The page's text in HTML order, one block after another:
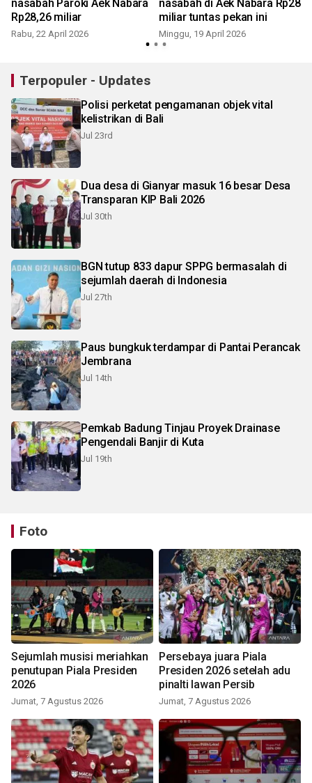
nasabah Paroki Aek Nabara
Rp28,26 miliar
Rabu, 22 April 2026
nasabah di Aek Nabara Rp28
miliar tuntas pekan ini
Minggu, 19 April 2026
Terpopuler - Updates
Polisi perketat pengamanan objek vital
kelistrikan di Bali
Jul 23rd
Dua desa di Gianyar masuk 16 besar Desa
Transparan KIP Bali 2026
Jul 30th
BGN tutup 833 dapur SPPG bermasalah di
sejumlah daerah di Indonesia
Jul 27th
Paus bungkuk terdampar di Pantai Perancak
Jembrana
Jul 14th
Pemkab Badung Tinjau Proyek Drainase
Pengendali Banjir di Kuta
Jul 19th
Foto
Sejumlah musisi meriahkan
penutupan Piala Presiden
2026
Jumat, 7 Agustus 2026
Persebaya juara Piala
Presiden 2026 setelah adu
pinalti lawan Persib
Jumat, 7 Agustus 2026